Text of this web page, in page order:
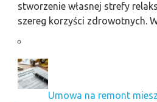
stworzenie własnej strefy
szereg korzyści zdrowotnych.
Umowa na remont